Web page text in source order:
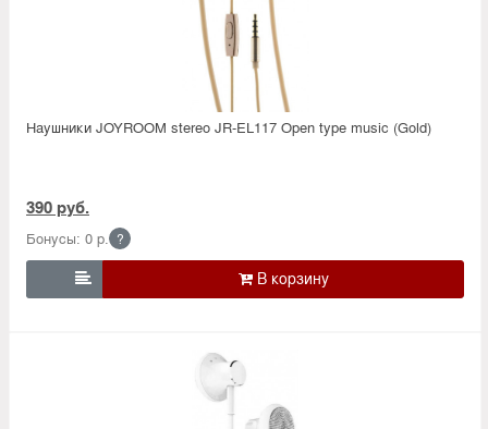
Наушники JOYROOM stereo JR-EL117 Open type music (Gold)
390 руб.
Бонусы: 0 р. ?
